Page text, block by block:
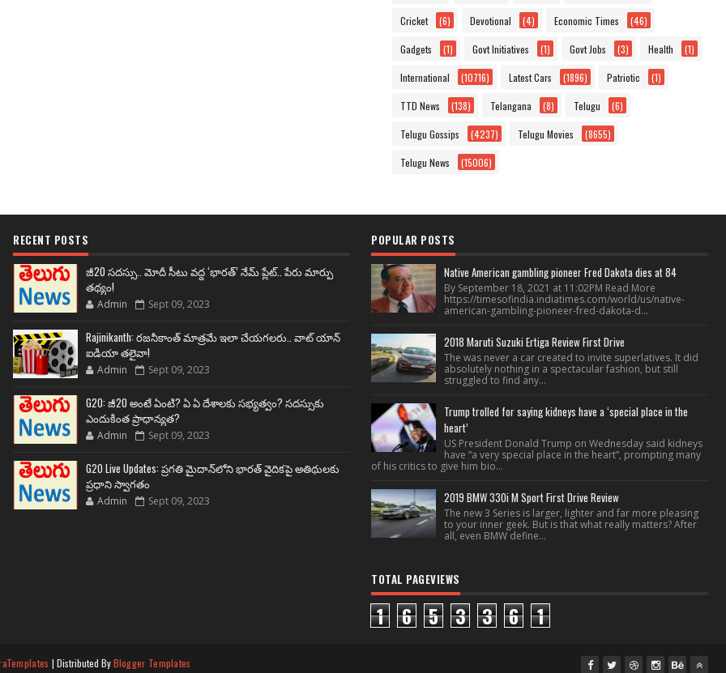
Cricket (6) Devotional (4) Economic Times (46)
Gadgets (1) Govt Initiatives (1) Govt Jobs (3) Health (1)
International (10716) Latest Cars (1896) Patriotic (1)
TTD News (138) Telangana (8) Telugu (6)
Telugu Gossips (4237) Telugu Movies (8655)
Telugu News (15006)
RECENT POSTS
జీ20 సదస్సు.. మోదీ సీటు వద్ద ‘భారత్’ నేమ్ ప్లేట్‌.. పేరు మార్పు
తథ్యం!
Admin Sept 09, 2023
Rajinikanth: రజనీకాంత్ మాత్రమే ఇలా చేయగలరు.. వాట్ యాన్
ఐడియా తలైవా!
Admin Sept 09, 2023
G20: జీ20 అంటే ఏంటి? ఏ ఏ దేశాలకు సభ్యత్వం? సదస్సుకు
ఎందుకింత ప్రాధాన్యత?
Admin Sept 09, 2023
G20 Live Updates: ప్రగతి మైదాన్‌లోని భారత్ వైదికపై అతిథులకు
ప్రధాని స్వాగతం
Admin Sept 09, 2023
POPULAR POSTS
Native American gambling pioneer Fred Dakota dies at 84
By September 18, 2021 at 11:02PM Read More
https://timesofindia.indiatimes.com/world/us/native-
american-gambling-pioneer-fred-dakota-d...
2018 Maruti Suzuki Ertiga Review First Drive
The was never a car created to invite superlatives. It did
absolutely nothing in a spectacular fashion, but still
struggled to find any...
Trump trolled for saying kidneys have a ‘special place in the
heart’
US President Donald Trump on Wednesday said kidneys
have “a very special place in the heart”, prompting many
of his critics to give him bio...
2019 BMW 330i M Sport First Drive Review
The new 3 Series is larger, lighter and far more pleasing
to your inner geek. But is that what really matters? After
all, even BMW define...
TOTAL PAGEVIEWS
1 6 5 3 3 6 1
| Distributed ByBlogger Templates